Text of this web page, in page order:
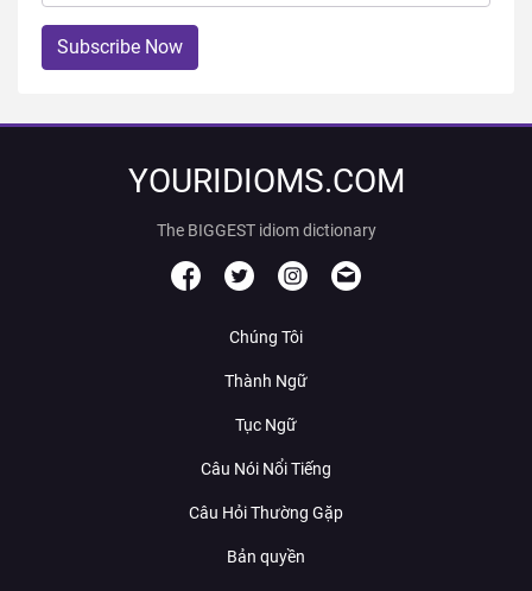
Subscribe Now
YOURIDIOMS.COM
The BIGGEST idiom dictionary
Chúng Tôi
Thành Ngữ
Tục Ngữ
Câu Nói Nổi Tiếng
Câu Hỏi Thường Gặp
Bản quyền